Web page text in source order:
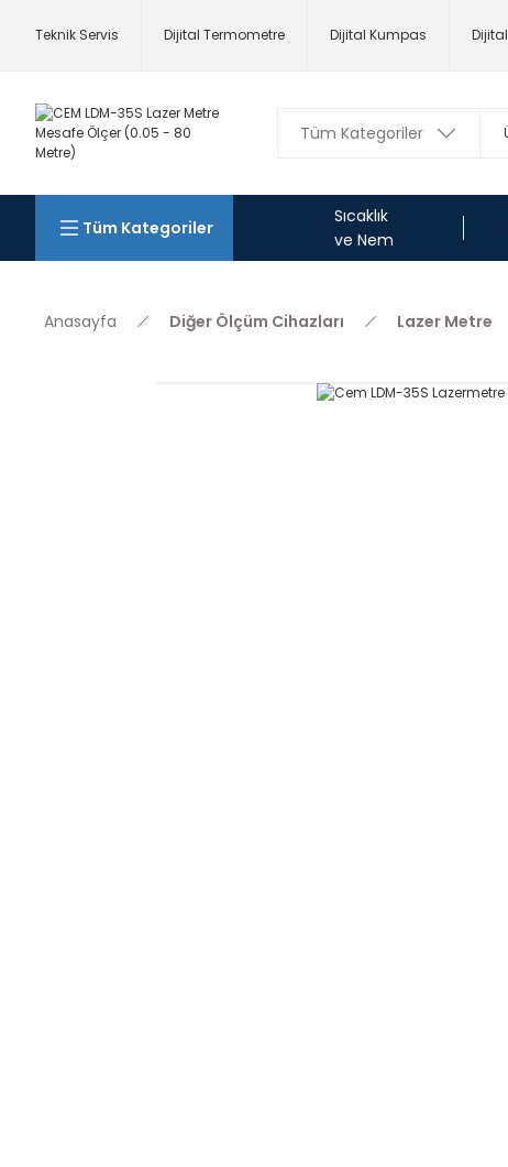
Teknik Servis Dijital Termometre Dijital Kumpas
Tüm Kategoriler
Sıcaklık
ve Nem
Anasayfa Diğer Ölçüm Cihazları Lazer Metre